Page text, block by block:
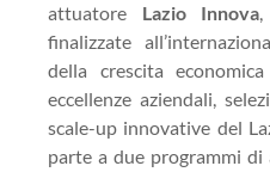
attuatore Lazio Innova,
finalizzate
della crescita
eccellenze aziendali,
scale-up innovative del
parte a due programmi di